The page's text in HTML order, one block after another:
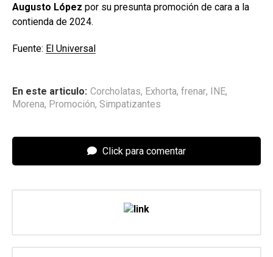
Augusto López por su presunta promoción de cara a la
contienda de 2024.
Fuente: El Universal
En este articulo: Corcholatas, Exhorta, frenar, INE,
Morena, Promoción, Simpatizantes
Click para comentar